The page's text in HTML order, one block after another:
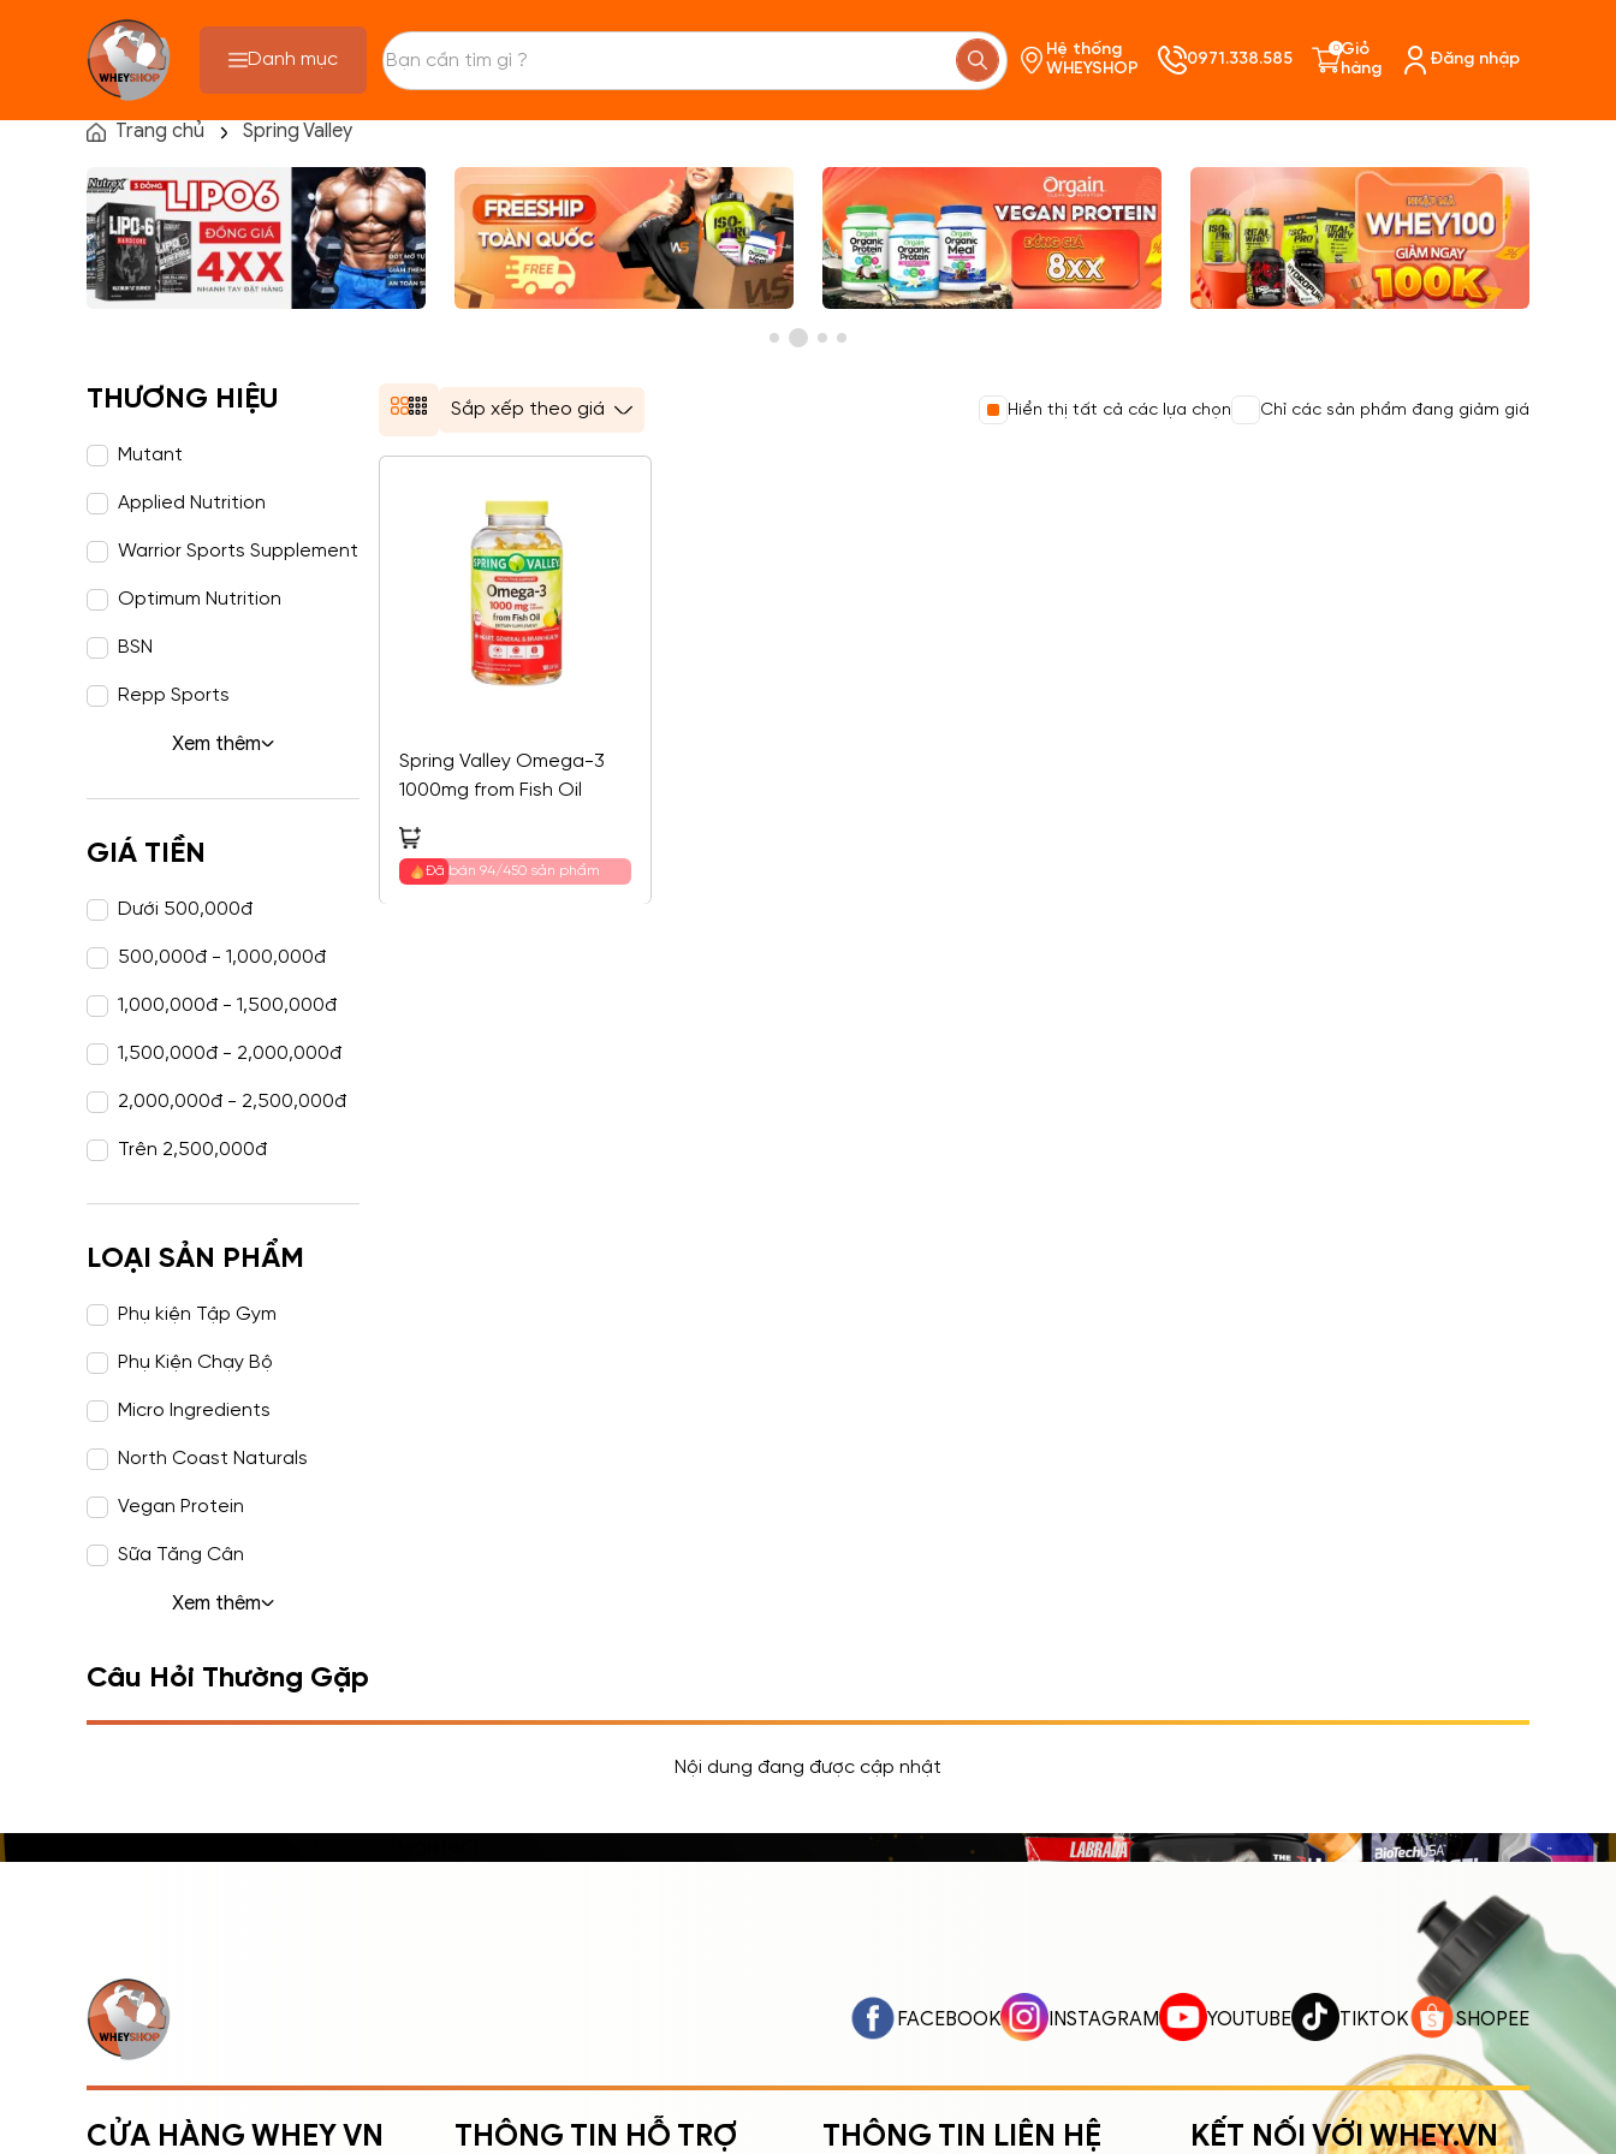
Danh mục
FLASH SALE
THANH LÝ
DANH MỤC SẢN PHẨM
THƯƠNG HIỆU
KIẾN THỨC TẬP LUYỆN
Hệ thống
WHEYSHOP
0971.338.585
0Giỏ
hàng
Đăng nhập
Trang chủ Spring Valley
THƯƠNG HIỆU
Mutant
Applied Nutrition
Warrior Sports Supplement
Optimum Nutrition
BSN
Repp Sports
Xem thêm
GIÁ TIỀN
Dưới 500,000đ
500,000đ - 1,000,000đ
1,000,000đ - 1,500,000đ
1,500,000đ - 2,000,000đ
2,000,000đ - 2,500,000đ
Trên 2,500,000đ
LOẠI SẢN PHẨM
Phụ kiện Tập Gym
Phụ Kiện Chạy Bộ
Micro Ingredients
North Coast Naturals
Vegan Protein
Sữa Tăng Cân
Xem thêm
Hiển thị tất cả các lựa chọn Chỉ các sản phẩm đang giảm giá
Spring Valley Omega-3
1000mg from Fish Oil
Đã bán 94/450 sản phẩm
Câu Hỏi Thường Gặp
Nội dung đang được cập nhật
ĐĂNG NHẬP
Nhập tên đăng nhập/email và mật khẩu để đăng
nhập.
FACEBOOK INSTAGRAM YOUTUBE TIKTOK SHOPEE
CỬA HÀNG WHEY VN THÔNG TIN HỖ TRỢ THÔNG TIN LIÊN HỆ KẾT NỐI VỚI WHEY.VN